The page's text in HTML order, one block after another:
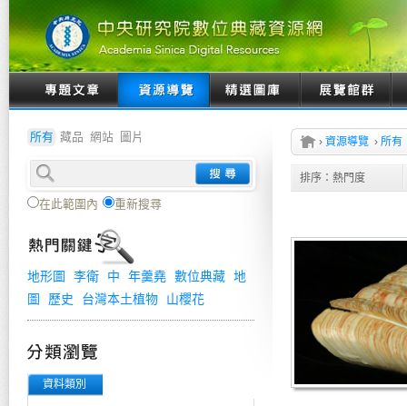
所有 藏品 網站 圖片
在此範圍內 重新搜尋
地形圖 李衛 中 年羹堯 數位典藏 地
圖
歷史 台灣本土植物 山櫻花
資料類別
› 資源導覽 › 所有
排序： 熱門度